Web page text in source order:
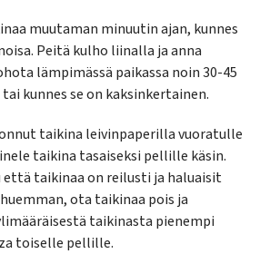
muutaman minuutin ajan, kunnes
Peitä kulho liinalla ja anna
lämpimässä paikassa noin 30-45
kunnes se on kaksinkertainen.
taikina leivinpaperilla vuoratulle
taikina tasaiseksi pellille käsin.
taikinaa on reilusti ja haluaisit
ota taikinaa pois ja
taikinasta pienempi
toiselle pellille.